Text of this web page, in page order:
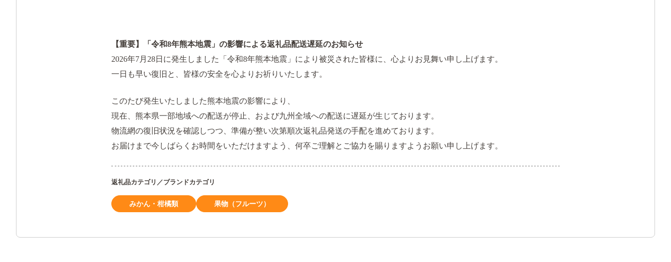
【重要】「令和8年熊本地震」の影響による返礼品配送遅延のお知らせ
2026年7月28日に発生しました「令和8年熊本地震」により被災された皆様に、心よりお見舞い申し上げます。
一日も早い復旧と、皆様の安全を心よりお祈りいたします。
このたび発生いたしました熊本地震の影響により、
現在、熊本県一部地域への配送が停止、および九州全域への配送に遅延が生じております。
物流網の復旧状況を確認しつつ、準備が整い次第順次返礼品発送の手配を進めております。
お届けまで今しばらくお時間をいただけますよう、何卒ご理解とご協力を賜りますようお願い申し上げます。
返礼品カテゴリ／ブランドカテゴリ
みかん・柑橘類 果物（フルーツ）